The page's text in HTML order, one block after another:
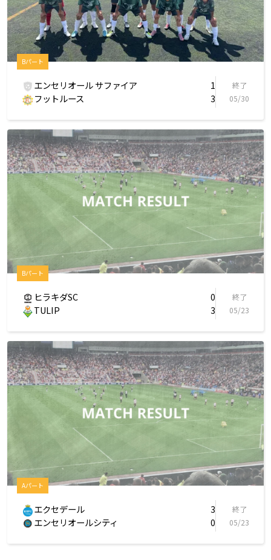
Bパート
エンセリオール サファイア 1
フットルース 3
終了
05/30
Bパート
ヒラキダSC 0
TULIP 3
終了
05/23
Aパート
エクセデール 3
エンセリオールシティ 0
終了
05/23